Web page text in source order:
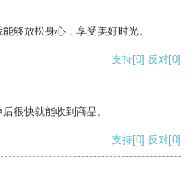
够放松身心，享受美好时光。
支持[0] 反对[0]
很快就能收到商品。
支持[0] 反对[0]